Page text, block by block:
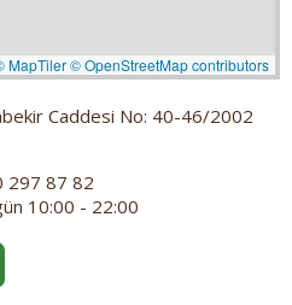
MapTiler© OpenStreetMap contributors
Caddesi No: 40-46/2002
297 87 82
10:00 - 22:00